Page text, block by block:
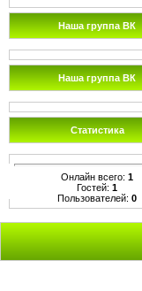
Наша группа ВК
Наша группа ВК
Статистика
Онлайн всего: 1
Гостей: 1
Пользователей: 0